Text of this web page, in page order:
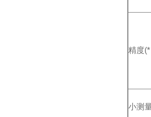
精度
小测